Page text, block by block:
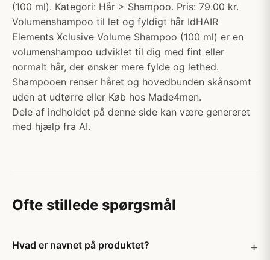
(100 ml). Kategori: Hår > Shampoo. Pris: 79.00 kr.
Volumenshampoo til let og fyldigt hår IdHAIR
Elements Xclusive Volume Shampoo (100 ml) er en
volumenshampoo udviklet til dig med fint eller
normalt hår, der ønsker mere fylde og lethed.
Shampooen renser håret og hovedbunden skånsomt
uden at udtørre eller Køb hos Made4men.
Dele af indholdet på denne side kan være genereret
med hjælp fra AI.
Ofte stillede spørgsmål
Hvad er navnet på produktet?